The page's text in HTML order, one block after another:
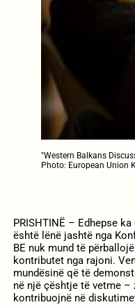
"Western Balkans
Photo: European Union
PRISHTINË – Edhepse
është lënë jashtë nga
BE nuk mund të
kontributet nga rajoni.
mundësinë që të
në një çështje të vetme
kontribuojnë në